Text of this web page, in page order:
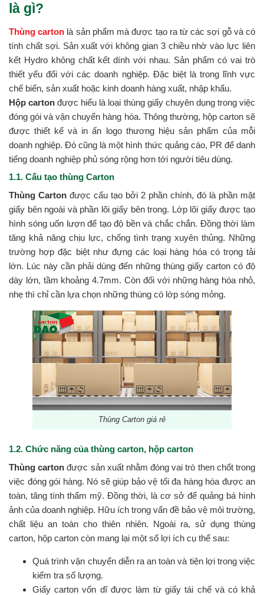
là gì?
Thùng carton là sản phẩm mà được tạo ra từ các sợi gỗ và có
tính chất sợi. Sản xuất với không gian 3 chiều nhờ vào lực liên
kết Hydro không chất kết dính với nhau. Sản phẩm có vai trò
thiết yếu đối với các doanh nghiệp. Đặc biệt là trong lĩnh vực
chế biến, sản xuất hoặc kinh doanh hàng xuất, nhập khẩu.
Hộp carton được hiểu là loại thùng giấy chuyên dụng trong việc
đóng gói và vận chuyển hàng hóa. Thông thường, hộp carton sẽ
được thiết kế và in ấn logo thương hiệu sản phẩm của mỗi
doanh nghiệp. Đó cũng là một hình thức quảng cáo, PR để danh
tiếng doanh nghiệp phủ sóng rộng hơn tới người tiêu dùng.
1.1. Cấu tạo thùng Carton
Thùng Carton được cấu tạo bởi 2 phần chính, đó là phần mặt
giấy bên ngoài và phần lõi giấy bên trong. Lớp lõi giấy được tạo
hình sóng uốn lượn để tạo độ bền và chắc chắn. Đồng thời làm
tăng khả năng chịu lực, chống tình trạng xuyên thủng. Những
trường hợp đặc biệt như đựng các loại hàng hóa có trọng tải
lớn. Lúc này cần phải dùng đến những thùng giấy carton có độ
dày lớn, tầm khoảng 4.7mm. Còn đối với những hàng hóa nhỏ,
nhẹ thì chỉ cần lựa chọn những thùng có lớp sóng mỏng.
Thùng Carton giá rẻ
1.2. Chức năng của thùng carton, hộp carton
Thùng carton được sản xuất nhằm đóng vai trò then chốt trong
việc đóng gói hàng. Nó sẽ giúp bảo vệ tối đa hàng hóa được an
toàn, tăng tính thẩm mỹ. Đồng thời, là cơ sở để quảng bá hình
ảnh của doanh nghiệp. Hữu ích trong vấn đề bảo vệ môi trường,
chất liệu an toàn cho thiên nhiên. Ngoài ra, sử dụng thùng
carton, hộp carton còn mang lại một số lợi ích cụ thể sau:
Quá trình vận chuyển diễn ra an toàn và tiện lợi trong việc
kiểm tra số lượng.
Giấy carton vốn dĩ được làm từ giấy tái chế và có khả